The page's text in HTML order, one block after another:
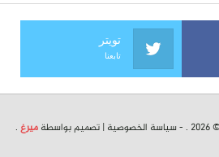
تويتر
تابعنا
- سياسة الخصوصية | تصميم بواسطة ميرغ .